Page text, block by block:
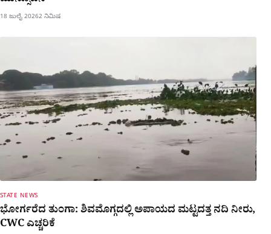
18 ಜುಲೈ 20262 ನಿಮಿಷ
STATE NEWS
ಭೋರ್ಗರೆದ ತುಂಗಾ: ಶಿವಮೊಗ್ಗದಲ್ಲಿ ಅಪಾಯದ ಮಟ್ಟದತ್ತ ನದಿ ನೀರು,
CWC ಎಚ್ಚರಿಕೆ